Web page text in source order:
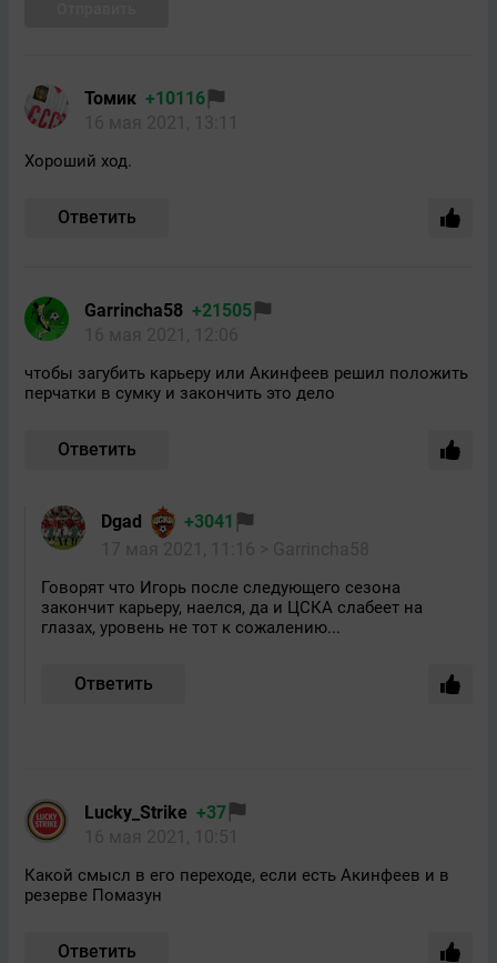
Томик +10116
Хороший ход.
Ответить
Garrincha58 +21505
чтобы загубить карьеру или Акинфеев решил положить
перчатки в сумку и закончить это дело
Ответить
Dgad
+3041
Говорят что Игорь после следующего сезона
закончит карьеру, наелся, да и ЦСКА слабеет на
глазах, уровень не тот к сожалению...
Ответить
Lucky_Strike +37
Какой смысл в его переходе, если есть Акинфеев и в
резерве Помазун
Ответить